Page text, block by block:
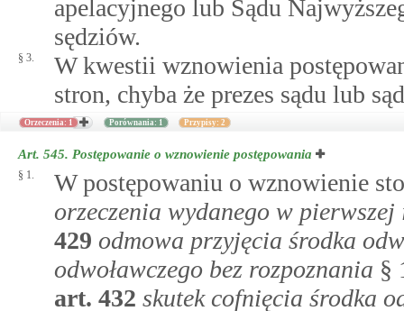
apelacyjnego lub Sądu
sędziów.
§ 3.
W kwestii wznowienia
stron, chyba że prezes sądu lub
Orzeczenia: 1 Porównania: 1 Przypisy: 2
Art. 545. Postępowanie o wznowienie postępowania
§ 1.
W postępowaniu o wznowienie
orzeczenia wydanego w
429 odmowa przyjęcia środka
odwoławczego bez rozpoznania §
art. 432 skutek cofnięcia środka